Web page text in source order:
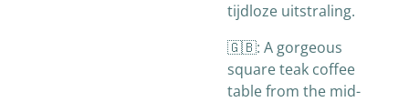
tijdloze uitstraling.
🇬🇧: A gorgeous
square teak coffee
table from the mid-